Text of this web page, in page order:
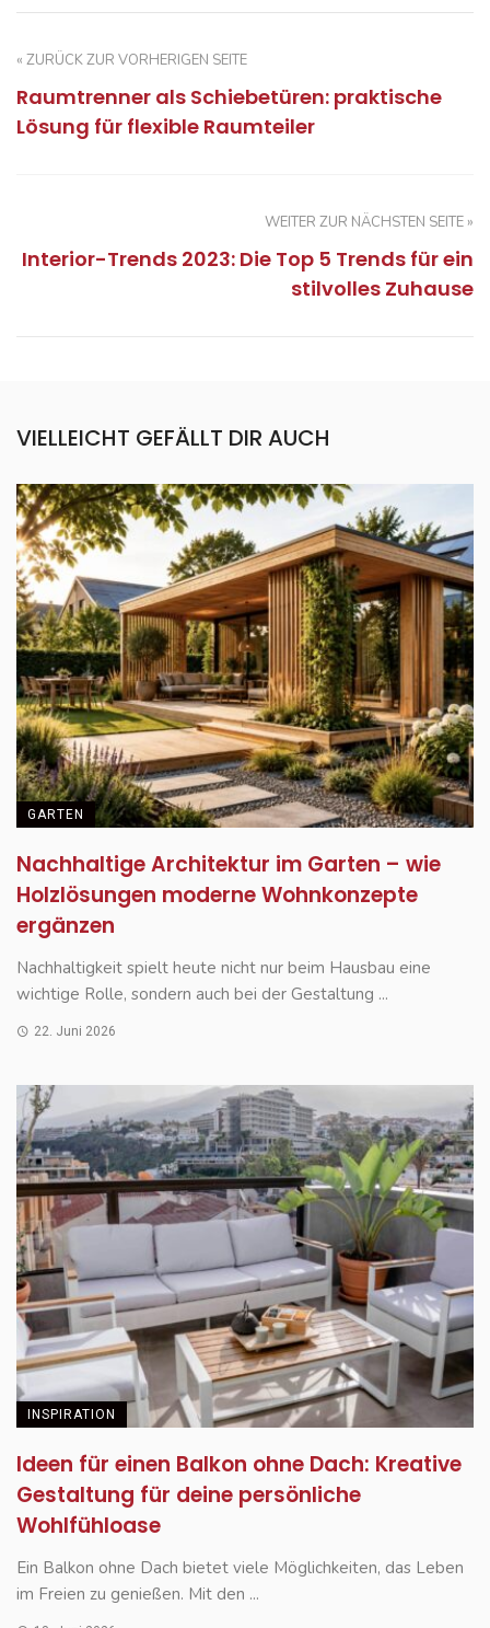
« ZURÜCK ZUR VORHERIGEN SEITE
Raumtrenner als Schiebetüren: praktische
Lösung für flexible Raumteiler
WEITER ZUR NÄCHSTEN SEITE »
Interior-Trends 2023: Die Top 5 Trends für ein
stilvolles Zuhause
VIELLEICHT GEFÄLLT DIR AUCH
GARTEN
Nachhaltige Architektur im Garten – wie
Holzlösungen moderne Wohnkonzepte
ergänzen
Nachhaltigkeit spielt heute nicht nur beim Hausbau eine
wichtige Rolle, sondern auch bei der Gestaltung ...
22. Juni 2026
INSPIRATION
Ideen für einen Balkon ohne Dach: Kreative
Gestaltung für deine persönliche
Wohlfühloase
Ein Balkon ohne Dach bietet viele Möglichkeiten, das Leben
im Freien zu genießen. Mit den ...